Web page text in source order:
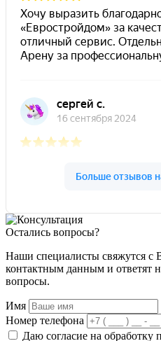
Остались вопросы?
Наши специалисты свяжутся с
контактным данным и ответят
вопросы.
Имя
Номер телефона
Даю согласие на обработку